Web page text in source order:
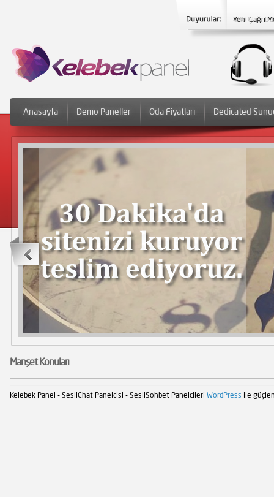
Yeni Çağrı
Anasayfa Demo Paneller Oda Fiyatları Dedicated
Manşet Konuları
Kelebek Panel - SesliChat Panelcisi - SesliSohbet Panelcileri WordPress ile